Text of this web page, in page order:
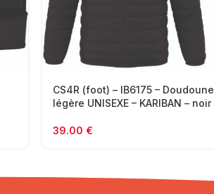
CS4R (foot) – IB6175 – Doudoune
légère UNISEXE – KARIBAN – noir
39.00 €